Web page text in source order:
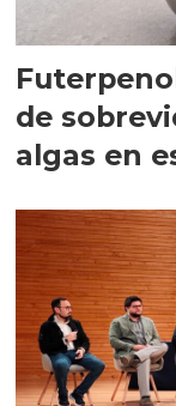
de
algas en